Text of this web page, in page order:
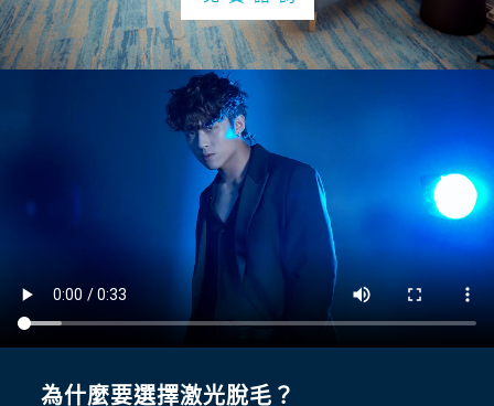
為什麼要選擇激光脫毛？